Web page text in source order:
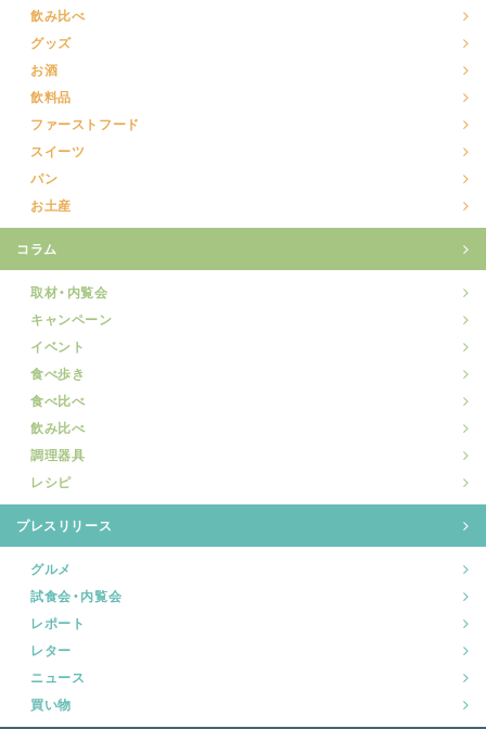
飲み比べ
グッズ
お酒
飲料品
ファーストフード
スイーツ
パン
お土産
コラム
取材・内覧会
キャンペーン
イベント
食べ歩き
食べ比べ
飲み比べ
調理器具
レシピ
プレスリリース
グルメ
試食会・内覧会
レポート
レター
ニュース
買い物